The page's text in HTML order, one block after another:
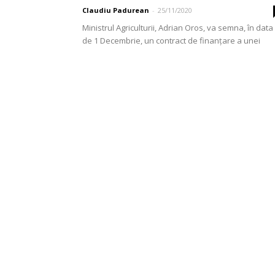
Claudiu Padurean - 25/11/2020
Ministrul Agriculturii, Adrian Oros, va semna, în data
de 1 Decembrie, un contract de finanțare a unei